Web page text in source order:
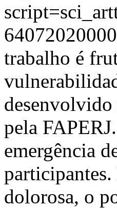
trabalho é
pela
emergência
dolorosa, o